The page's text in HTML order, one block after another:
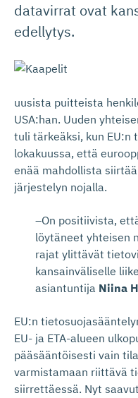
datavirrat ovat
edellytys.
uusista puitteista
USA:han. Uuden
tuli tärkeäksi, kun
lokakuussa, että
enää mahdollista
järjestelyn nojalla.
–On positiivista,
löytäneet yhteisen
rajat ylittävät
kansainväliselle
asiantuntija Niina
EU:n
EU- ja ETA-alueen
pääsääntöisesti vain
varmistamaan riittävä
siirrettäessä. Nyt